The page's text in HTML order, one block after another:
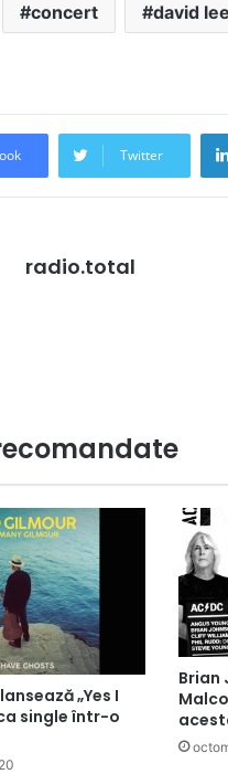
concert david
Twitter
radio.total
„Yes I
single într-o
Brian